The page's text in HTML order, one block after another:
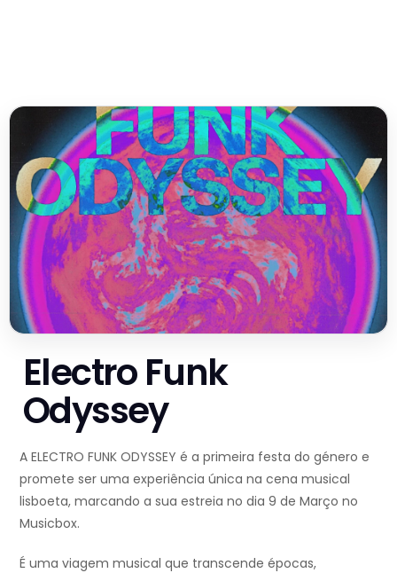
Electro Funk
Odyssey
A ELECTRO FUNK ODYSSEY é a primeira festa do género e
promete ser uma experiência única na cena musical
lisboeta, marcando a sua estreia no dia 9 de Março no
Musicbox.
É uma viagem musical que transcende épocas,